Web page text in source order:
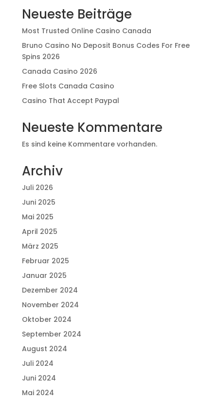
Neueste Beiträge
Most Trusted Online Casino Canada
Bruno Casino No Deposit Bonus Codes For Free
Spins 2026
Canada Casino 2026
Free Slots Canada Casino
Casino That Accept Paypal
Neueste Kommentare
Es sind keine Kommentare vorhanden.
Archiv
Juli 2026
Juni 2025
Mai 2025
April 2025
März 2025
Februar 2025
Januar 2025
Dezember 2024
November 2024
Oktober 2024
September 2024
August 2024
Juli 2024
Juni 2024
Mai 2024